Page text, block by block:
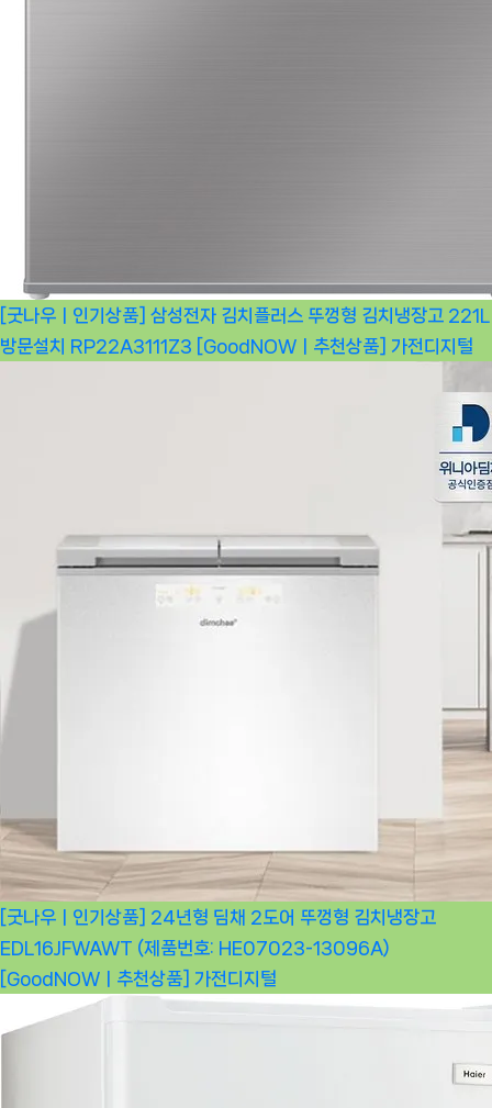
[굿나우ㅣ인기상품] 삼성전자 김치플러스 뚜껑형 김치냉장고 221L
방문설치 RP22A3111Z3 [GoodNOWㅣ추천상품] 가전디지털
[굿나우ㅣ인기상품] 24년형 딤채 2도어 뚜껑형 김치냉장고
EDL16JFWAWT (제품번호: HE07023-13096A)
[GoodNOWㅣ추천상품] 가전디지털